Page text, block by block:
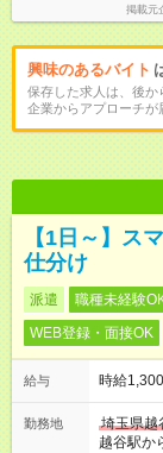
掲載元
興味のあるバイト
保存した求人は、後か
企業からアプローチが
【1日～】ス
仕分け
派遣 職種未経験
WEB登録・面接OK
給与 時給
勤務地
埼玉県越
越谷駅か